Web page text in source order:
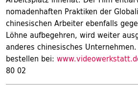
nomadenhaften Praktiken der
chinesischen Arbeiter ebenfalls
Löhne aufbegehren, wird weiter
anderes chinesisches
bestellen bei:
80 02